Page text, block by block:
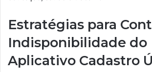
Estratégias para
Indisponibilidade do
Aplicativo Cadastro